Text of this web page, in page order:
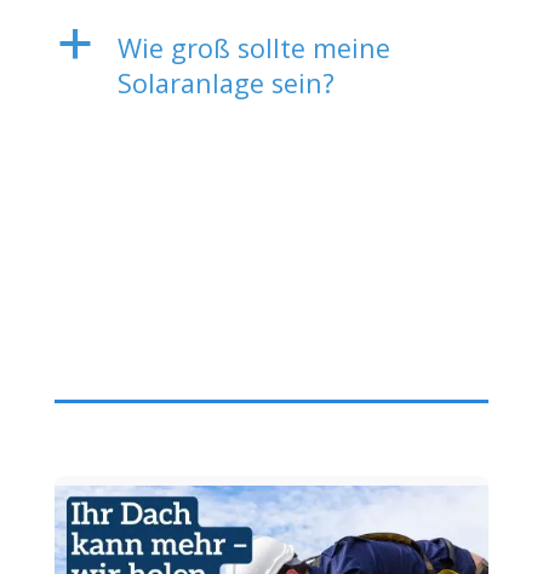
a
Wie groß sollte meine
Solaranlage sein?